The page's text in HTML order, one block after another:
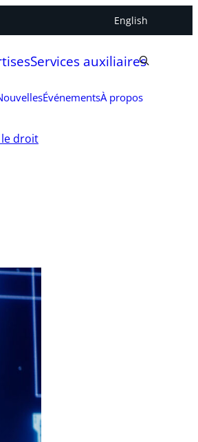
English
Services auxiliaires
ÉvénementsÀ propos
le droit